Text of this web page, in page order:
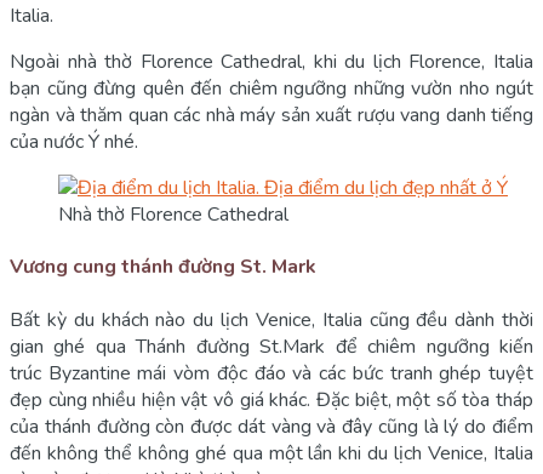
Italia.
Ngoài nhà thờ Florence Cathedral, khi du lịch Florence, Italia
bạn cũng đừng quên đến chiêm ngưỡng những vườn nho ngút
ngàn và thăm quan các nhà máy sản xuất rượu vang danh tiếng
của nước Ý nhé.
Nhà thờ Florence Cathedral
Vương cung thánh đường St. Mark
Bất kỳ du khách nào du lịch Venice, Italia cũng đều dành thời
gian ghé qua Thánh đường St.Mark để chiêm ngưỡng kiến
trúc Byzantine mái vòm độc đáo và các bức tranh ghép tuyệt
đẹp cùng nhiều hiện vật vô giá khác. Đặc biệt, một số tòa tháp
của thánh đường còn được dát vàng và đây cũng là lý do điểm
đến không thể không ghé qua một lần khi du lịch Venice, Italia